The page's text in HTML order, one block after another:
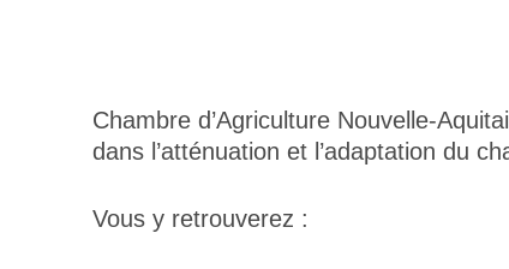
Chambre d’Agriculture Nouvelle-
dans l’atténuation et l’adaptation du
Vous y retrouverez :